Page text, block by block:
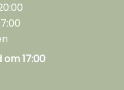
17:00